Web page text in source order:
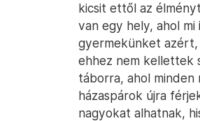
kicsit ettől az
van egy hely, ahol
gyermekünket azért,
ehhez nem kellettek
táborra, ahol
házaspárok újra
nagyokat alhatnak,